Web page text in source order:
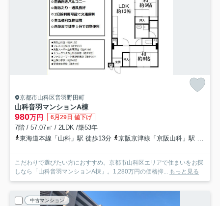
京都市山科区音羽野田町
山科音羽マンションA棟
980万円 6月29日 値下げ
7階 / 57.07㎡ / 2LDK /築53年
東海道本線「山科」駅 徒歩13分
京阪京津線「京阪山科」駅 徒歩12分
こだわりで選びたい方におすすめ。京都市山科区エリアで住まいをお探
しなら「山科音羽マンションA棟」。1,280万円の価格抑... もっと見る
中古マンション